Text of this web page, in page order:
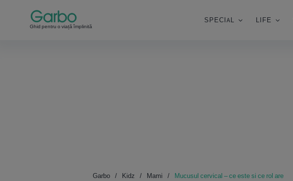
Ghid pentru o viață împlinită
SPECIAL LIFE
Garbo Kidz Mami Mucusul cervical – ce este si ce rol are